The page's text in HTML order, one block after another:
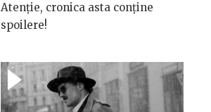
Atenție, cronica asta conține
spoilere!